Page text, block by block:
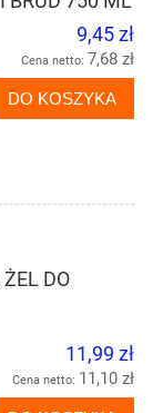
9,45 zł
Cena netto: 7,68 zł
DO KOSZYKA
DO
11,99 zł
Cena netto: 11,10 zł